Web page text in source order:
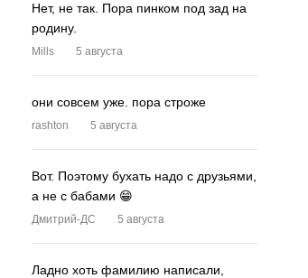
Нет, не так. Пора пинком под зад на
родину.
Mills 5 августа
они совсем уже. пора строже
rashton 5 августа
Вот. Поэтому бухать надо с друзьями,
а не с бабами 😁
Дмитрий-ДС 5 августа
Ладно хоть фамилию написали,